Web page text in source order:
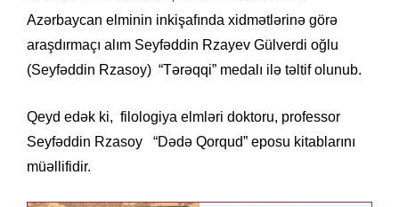
Azərbaycan elminin inkişafında xidmətlərinə görə
araşdırmaçı alım Seyfəddin Rzayev Gülverdi oğlu
(Seyfəddin Rzasoy) “Tərəqqi” medalı ilə təltif olunub.
Qeyd edək ki, filologiya elmləri doktoru, professor
Seyfəddin Rzasoy “Dədə Qorqud” eposu kitablarını
müəllifidir.